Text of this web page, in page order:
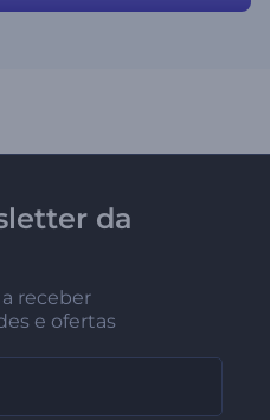
da
receber
e ofertas